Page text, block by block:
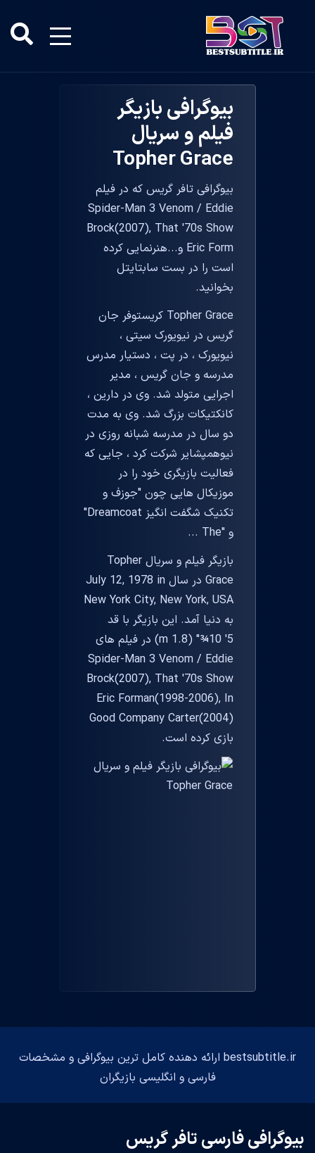
بیوگرافی بازیگر
فیلم و سریال
Topher Grace
بیوگرافی تافر گریس که در فیلم
Spider-Man 3 Venom / Eddie
Brock(2007), That '70s Show
Eric Form و...هنرنمایی کرده
است را در بست سابتایتل
بخوانید.
Topher Grace کریستوفر جان
گریس در نیویورک سیتی ،
نیویورک ، در پت ، دستیار مدرس
مدرسه و جان گریس ، مدیر
اجرایی متولد شد. وی در دارین ،
کانکتیکات بزرگ شد. وی به مدت
دو سال در مدرسه شبانه روزی در
نیوهمپشایر شرکت کرد ، جایی که
فعالیت بازیگری خود را در
موزیکال هایی چون "جوزف و
تکنیک شگفت انگیز Dreamcoat"
و "The ...
بازیگر فیلم و سریال Topher
Grace در سال July 12, 1978 in
New York City, New York, USA
به دنیا آمد. این بازیگر با قد
5' 10¾" (1.8 m) در فیلم های
Spider-Man 3 Venom / Eddie
Brock(2007), That '70s Show
Eric Forman(1998-2006), In
Good Company Carter(2004)
بازی کرده است.
bestsubtitle.ir ارائه دهنده کامل ترین بیوگرافی و مشخصات
فارسی و انگلیسی بازیگران
بیوگرافی فارسی تافر گریس